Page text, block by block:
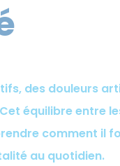
des douleurs
équilibre entre
comment il
au quotidien.